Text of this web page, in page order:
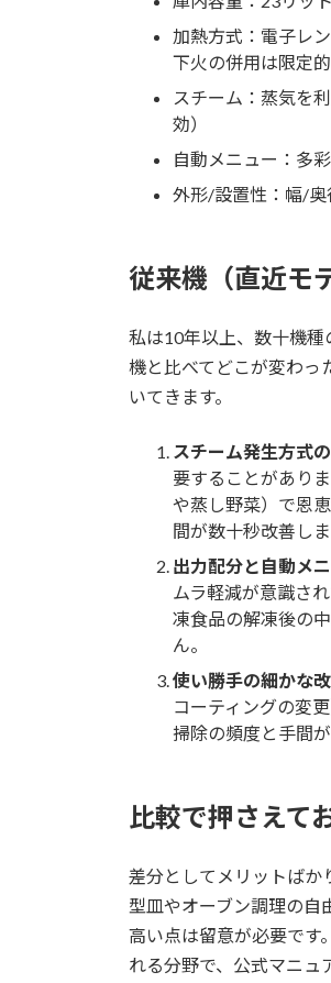
加熱方式：電子レ
下火の併用は限定的
スチーム：蒸気を
効）
自動メニュー：多
外形/設置性：幅/奥
従来機（直近モ
私は10年以上、数十機種
機と比べてどこが変わっ
いてきます。
スチーム発生方式
要することがあり
や蒸し野菜）で恩
間が数十秒改善し
出力配分と自動メ
ムラ軽減が意識さ
凍食品の解凍後の
ん。
使い勝手の細かな
コーティングの変
掃除の頻度と手間
比較で押さえて
差分としてメリットばか
型皿やオーブン調理の自
高い点は留意が必要です
れる分野で、公式マニュ